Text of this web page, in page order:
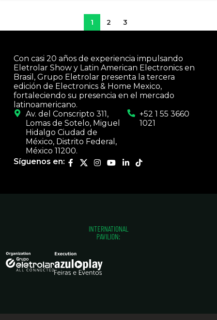
1 2 3
Con casi 20 años de experiencia impulsando
Eletrolar Show y Latin American Electronics en
Brasil, Grupo Eletrolar presenta la tercera
edición de Electronics & Home Mexico,
fortaleciendo su presencia en el mercado
latinoamericano.
Av. del Conscripto 311,
Lomas de Sotelo, Miguel
Hidalgo Ciudad de
México, Distrito Federal,
México 11200.
+52 1 55 3660
1021
Síguenos en:
INTERNATIONAL
PAVILION: